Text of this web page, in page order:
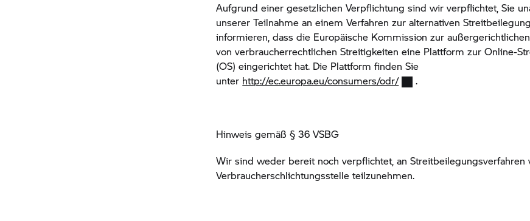
Aufgrund einer gesetzlichen Verpflichtung sind wir verpflichtet, Sie
unserer Teilnahme an einem Verfahren zur alternativen
informieren, dass die Europäische Kommission zur
von verbraucherrechtlichen Streitigkeiten eine Plattform zur Online-
(OS) eingerichtet hat. Die Plattform finden Sie
unter http://ec.europa.eu/consumers/odr/ .
Hinweis gemäß § 36 VSBG
Wir sind weder bereit noch verpflichtet, an Streitbeilegungsverfahren
Verbraucherschlichtungsstelle teilzunehmen.